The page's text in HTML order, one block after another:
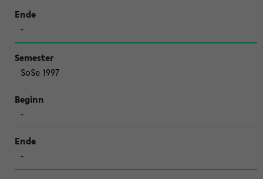
-
SoSe 1997
-
-